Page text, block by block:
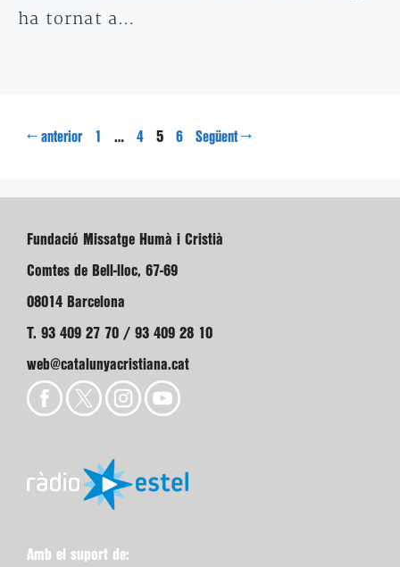
ha tornat a…
← anterior Pàgina
… Pàgina
4 Pàgina
5 Pàgina
6 Següent →
Fundació Missatge Humà i Cristià
Comtes de Bell-lloc, 67-69
08014 Barcelona
T. 93 409 27 70 / 93 409 28 10
web@catalunyacristiana.cat
Amb el suport de: